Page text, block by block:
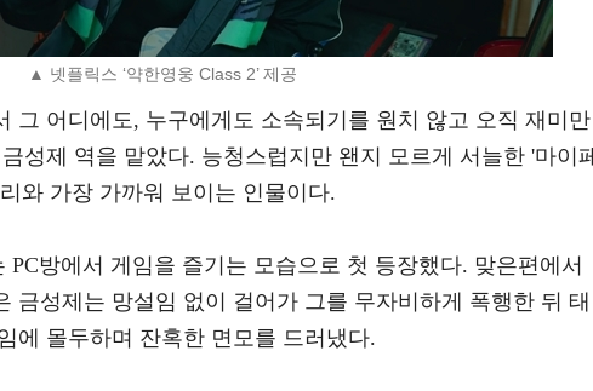
▲ 넷플릭스 ‘약한영웅 Class 2’ 제공
그 어디에도, 누구에게도 소속되기를 원치 않고 오직 재미만
성제 역을 맡았다. 능청스럽지만 왠지 모르게 서늘한 '마이페
와 가장 가까워 보이는 인물이다.
방에서 게임을 즐기는 모습으로 첫 등장했다. 맞은편에서
금성제는 망설임 없이 걸어가 그를 무자비하게 폭행한 뒤 태
에 몰두하며 잔혹한 면모를 드러냈다.